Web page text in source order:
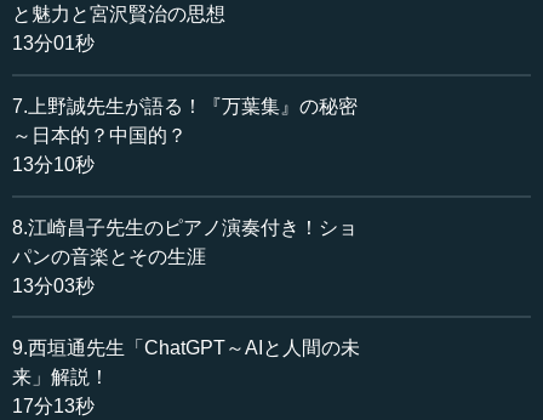
と魅力と宮沢賢治の思想
13分01秒
7.上野誠先生が語る！『万葉集』の秘密
～日本的？中国的？
13分10秒
8.江崎昌子先生のピアノ演奏付き！ショ
パンの音楽とその生涯
13分03秒
9.西垣通先生「ChatGPT～AIと人間の未
来」解説！
17分13秒